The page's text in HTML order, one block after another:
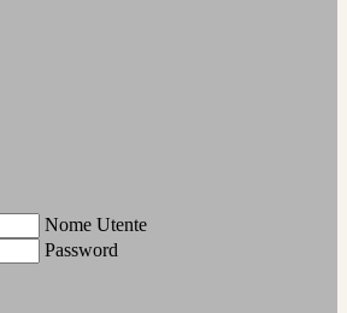
Nome Utente
Password